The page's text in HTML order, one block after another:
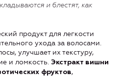
и блестят, как
продукт для легкости
ухода за волосами.
улучшает их текстуру,
и ломкость. Экстракт вишни
фруктов,